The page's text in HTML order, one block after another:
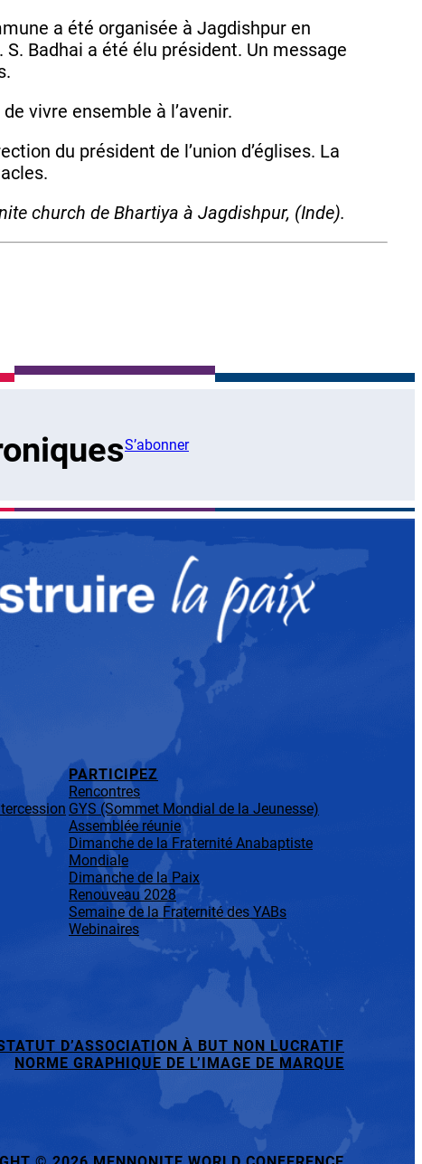
a été organisée à Jagdishpur en
Badhai a été élu président. Un message
vivre ensemble à l’avenir.
du président de l’union d’églises. La
church de Bhartiya à Jagdishpur, (Inde).
S’abonner
PARTICIPEZ
Rencontres
GYS (Sommet Mondial de la Jeunesse)
Assemblée réunie
Dimanche de la Fraternité Anabaptiste
Mondiale
Dimanche de la Paix
Renouveau 2028
Semaine de la Fraternité des YABs
Webinaires
D’ASSOCIATION À BUT NON LUCRATIF
NORME GRAPHIQUE DE L’IMAGE DE MARQUE